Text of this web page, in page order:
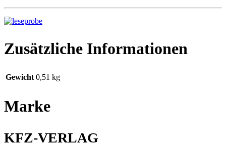
Zusätzliche Informationen
Gewicht 0,51 kg
Marke
KFZ-VERLAG